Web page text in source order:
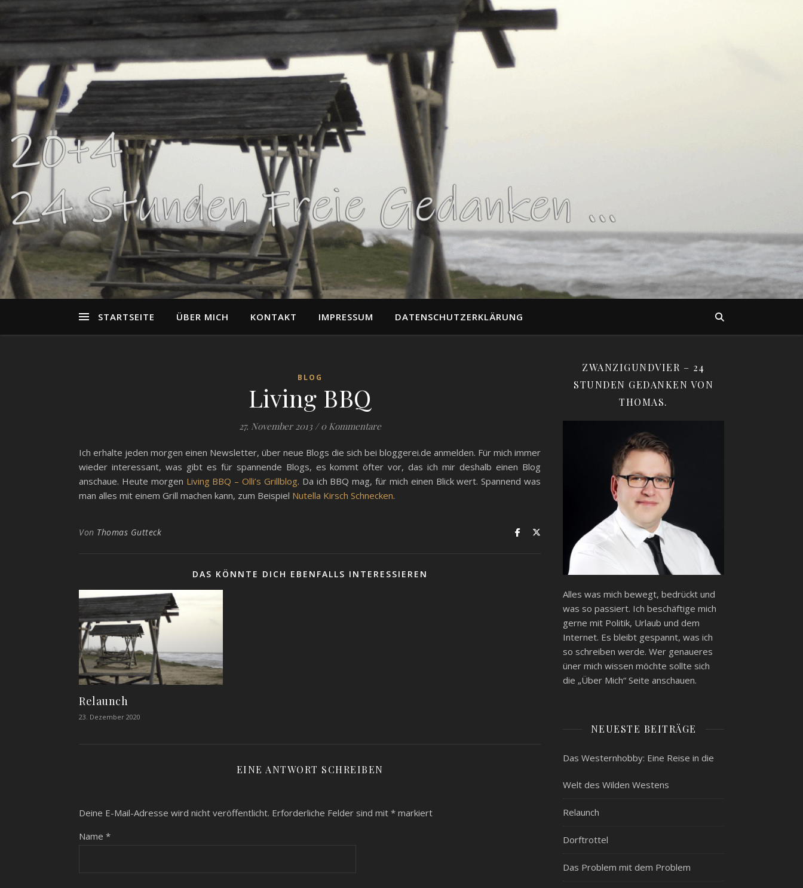
STARTSEITE ÜBER MICH KONTAKT IMPRESSUM DATENSCHUTZERKLÄRUNG
BLOG
Living BBQ
27. November 2013 / 0 Kommentare
Ich erhalte jeden morgen einen Newsletter, über neue Blogs die sich bei bloggerei.de anmelden. Für mich immer
wieder interessant, was gibt es für spannende Blogs, es kommt öfter vor, das ich mir deshalb einen Blog
anschaue. Heute morgen Living BBQ – Olli’s Grillblog. Da ich BBQ mag, für mich einen Blick wert. Spannend was
man alles mit einem Grill machen kann, zum Beispiel Nutella Kirsch Schnecken.
Von Thomas Gutteck
DAS KÖNNTE DICH EBENFALLS INTERESSIEREN
Relaunch
23. Dezember 2020
EINE ANTWORT SCHREIBEN
Deine E-Mail-Adresse wird nicht veröffentlicht. Erforderliche Felder sind mit * markiert
Name *
ZWANZIGUNDVIER – 24
STUNDEN GEDANKEN VON
THOMAS.
Alles was mich bewegt, bedrückt und
was so passiert. Ich beschäftige mich
gerne mit Politik, Urlaub und dem
Internet. Es bleibt gespannt, was ich
so schreiben werde. Wer genaueres
üner mich wissen möchte sollte sich
die „Über Mich“ Seite anschauen.
NEUESTE BEITRÄGE
Das Westernhobby: Eine Reise in die
Welt des Wilden Westens
Relaunch
Dorftrottel
Das Problem mit dem Problem